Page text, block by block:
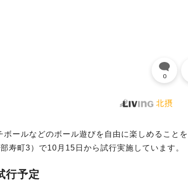
0
ールなどのボール遊びを自由に楽しめること
寿町3）で10月15日から試行実施しています。
行予定